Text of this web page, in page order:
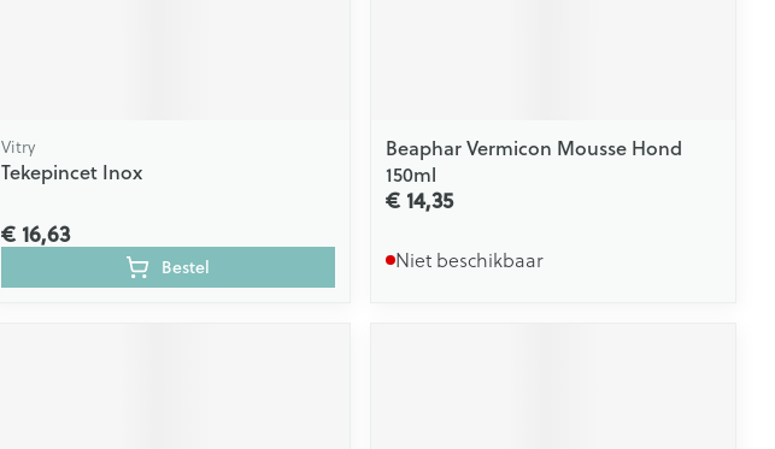
Vitry
Tekepincet Inox
€ 16,63
Bestel
Beaphar Vermicon Mousse Hond
150ml
€ 14,35
Niet beschikbaar